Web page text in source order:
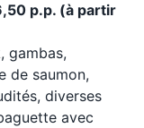
p.p. (à partir
gambas,
de saumon,
diverses
avec